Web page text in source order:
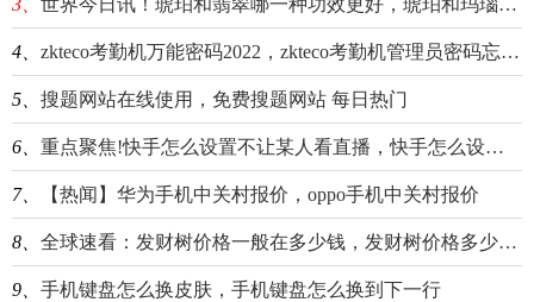
3、 世界今日讯！琥珀和翡翠哪一种功效更好，琥珀和玛瑙的区别
4、 zkteco考勤机万能密码2022，zkteco考勤机管理员密码忘记了
5、 搜题网站在线使用，免费搜题网站 每日热门
6、 重点聚焦!快手怎么设置不让某人看直播，快手怎么设置不让某人看自己的作品
7、 【热闻】华为手机中关村报价，oppo手机中关村报价
8、 全球速看：发财树价格一般在多少钱，发财树价格多少钱一盆
9、 手机键盘怎么换皮肤，手机键盘怎么换到下一行